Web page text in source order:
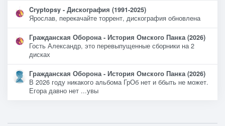
Cryptopsy - Дискография (1991-2025)
Ярослав, перекачайте торрент, дискография обновлена
Гражданская Оборона - История Омского Панка (2026)
Гость Александр, это перевыпущенные сборники на 2
дисках
Гражданская Оборона - История Омского Панка (2026)
В 2026 году никакого альбома ГрОб нет и ббыть не может.
Егора давно нет ...увы